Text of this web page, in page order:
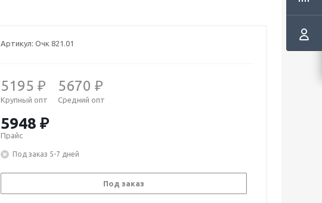
Артикул: Очк 821.01
5195 ₽
Крупный опт
5670 ₽
Средний опт
5948 ₽
Прайс
Под заказ 5-7 дней
Под заказ